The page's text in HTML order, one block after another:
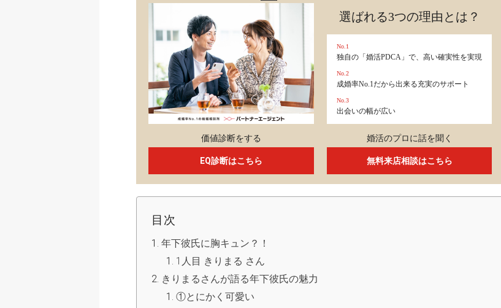
価値診断をする
EQ診断はこちら
選ばれる3つの理由とは？
No.1
独自の「婚活PDCA」で、高い確実性を実現
No.2
成婚率No.1だから出来る充実のサポート
No.3
出会いの幅が広い
婚活のプロに話を聞く
無料来店相談はこちら
目次
年下彼氏に胸キュン？！
1人目 きりまる さん
きりまるさんが語る年下彼氏の魅力
①とにかく可愛い